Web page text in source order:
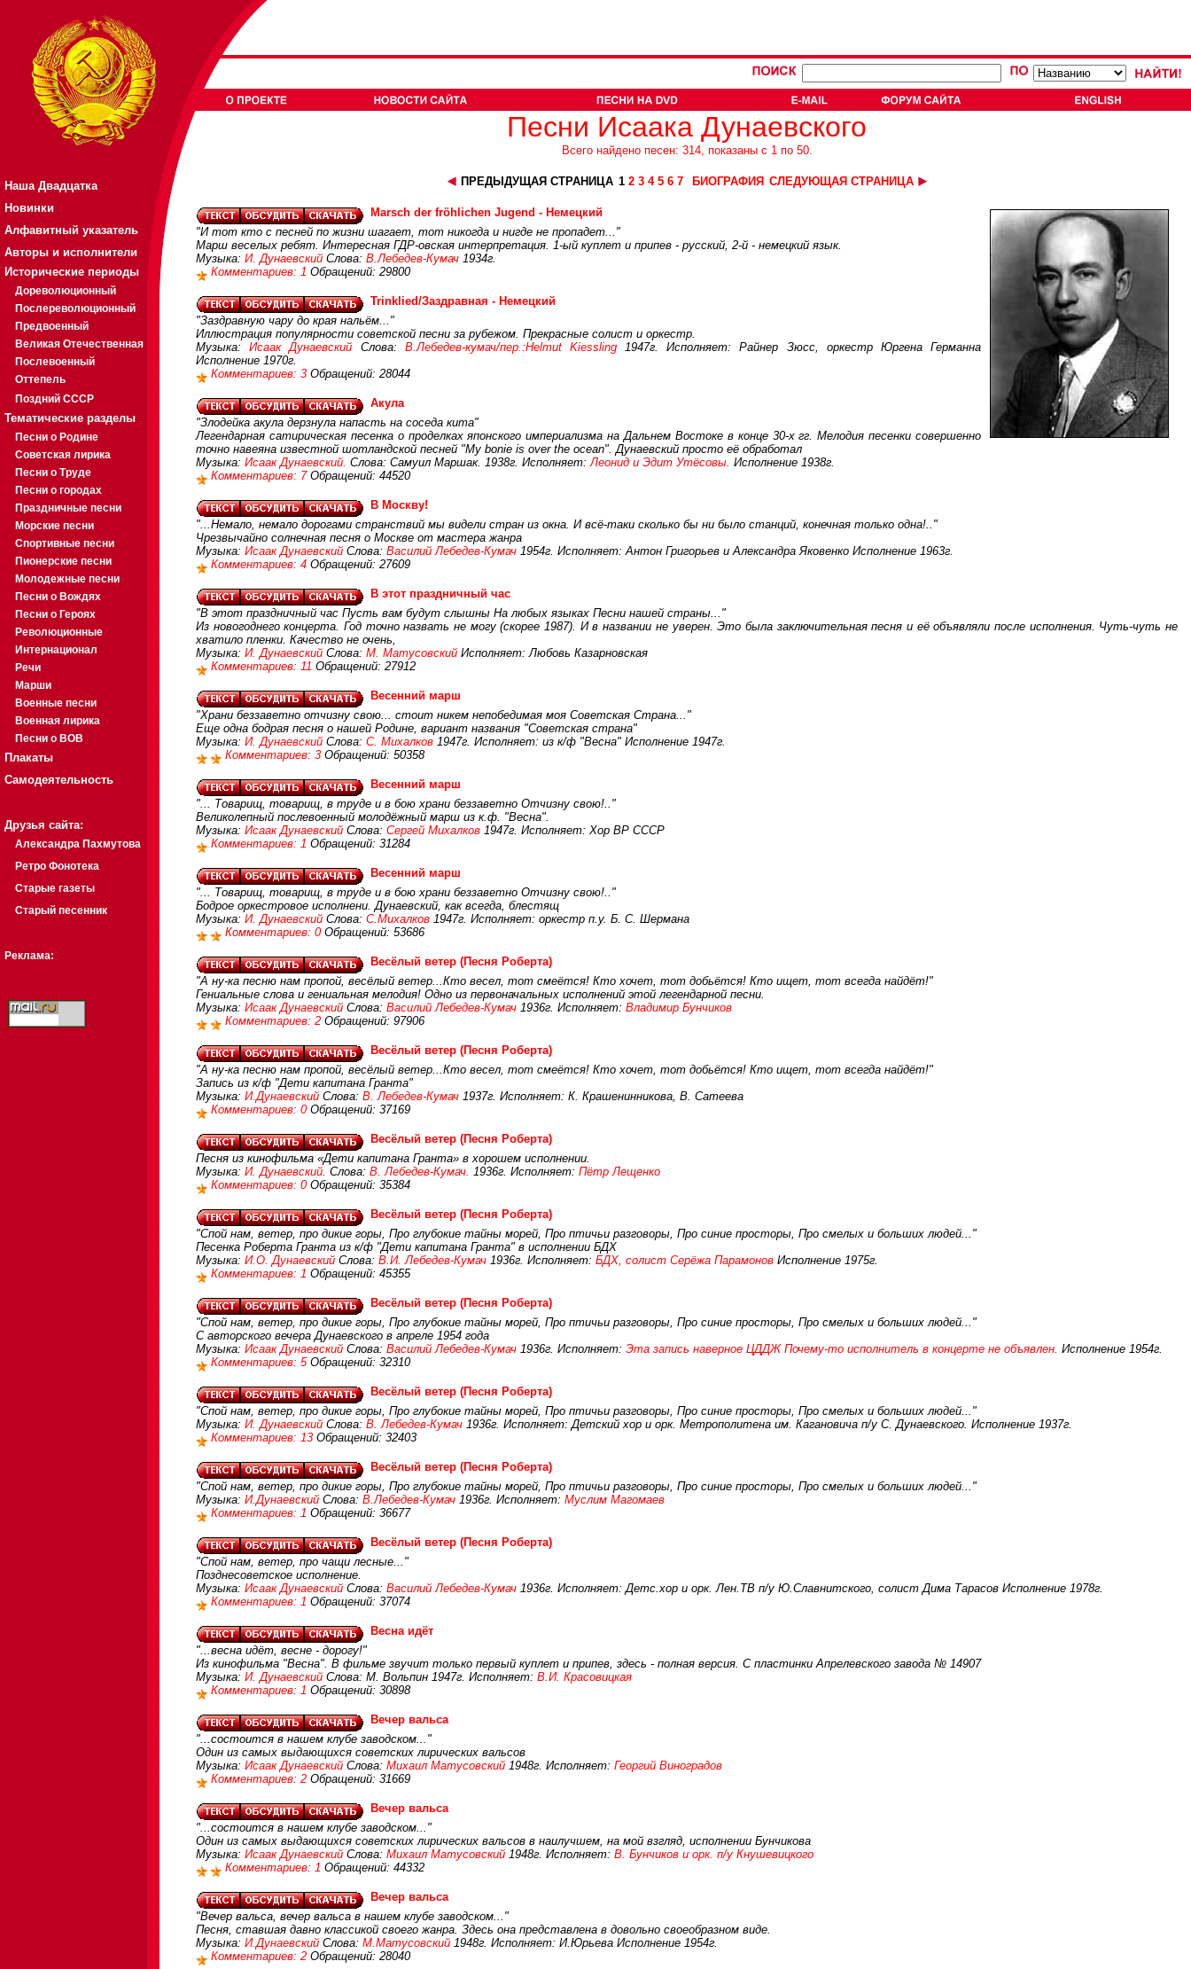
Наша Двадцатка
Новинки
Алфавитный указатель
Авторы и исполнители
Исторические периоды
Дореволюционный
Послереволюционный
Предвоенный
Великая Отечественная
Послевоенный
Оттепель
Поздний СССР
Тематические разделы
Песни о Родине
Советская лирика
Песни о Труде
Песни о городах
Праздничные песни
Морские песни
Спортивные песни
Пионерские песни
Молодежные песни
Песни о Вождях
Песни о Героях
Революционные
Интернационал
Речи
Марши
Военные песни
Военная лирика
Песни о ВОВ
Плакаты
Самодеятельность
Друзья сайта:
Александра Пахмутова
Ретро Фонотека
Старые газеты
Старый песенник
Реклама:
Песни Исаака Дунаевского
Всего найдено песен: 314, показаны с 1 по 50.
ПРЕДЫДУЩАЯ СТРАНИЦА 1 2 3 4 5 6 7 БИОГРАФИЯ СЛЕДУЮЩАЯ СТРАНИЦА
Marsch der fröhlichen Jugend - Немецкий
"И тот кто с песней по жизни шагает, тот никогда и нигде не пропадет..."
Марш веселых ребят. Интересная ГДР-овская интерпретация. 1-ый куплет и припев - русский, 2-й - немецкий язык.
Музыка: И. Дунаевский Слова: В.Лебедев-Кумач 1934г.
Комментариев: 1 Обращений: 29800
Trinklied/Заздравная - Немецкий
"Заздравную чару до края нальём..."
Иллюстрация популярности советской песни за рубежом. Прекрасные солист и оркестр.
Музыка:Исаак Дунаевский Слова: В.Лебедев-кумач/пер.:Helmut Kiessling1947г. Исполняет: Райнер Зюсс, оркестр Юргена Германна
Исполнение 1970г.
Комментариев: 3 Обращений: 28044
Акула
"Злодейка акула дерзнула напасть на соседа кита"
Легендарная сатирическая песенка о проделках японского империализма на Дальнем Востоке в конце 30-х гг. Мелодия песенки совершенно
точно навеяна известной шотландской песней "My bonie is over the ocean". Дунаевский просто её обработал
Музыка: Исаак Дунаевский. Слова: Самуил Маршак. 1938г. Исполняет:Леонид и Эдит Утёсовы. Исполнение 1938г.
Комментариев: 7 Обращений: 44520
В Москву!
"...Немало, немало дорогами странствий мы видели стран из окна. И всё-таки сколько бы ни было станций, конечная только одна!.."
Чрезвычайно солнечная песня о Москве от мастера жанра
Музыка: Исаак Дунаевский Слова: Василий Лебедев-Кумач 1954г. Исполняет: Антон Григорьев и Александра Яковенко Исполнение 1963г.
Комментариев: 4 Обращений: 27609
В этот праздничный час
"В этот праздничный час Пусть вам будут слышны На любых языках Песни нашей страны..."
Из новогоднего концерта. Год точно назвать не могу (скорее 1987). И в названии не уверен. Это была заключительная песня и её объявляли после исполнения. Чуть-чуть не
хватило пленки. Качество не очень,
Музыка: И. Дунаевский Слова: М. Матусовский Исполняет: Любовь Казарновская
Комментариев: 11 Обращений: 27912
Весенний марш
"Храни беззаветно отчизну свою... стоит никем непобедимая моя Советская Страна..."
Еще одна бодрая песня о нашей Родине, вариант названия "Советская страна"
Музыка: И. Дунаевский Слова: С. Михалков 1947г. Исполняет: из к/ф "Весна" Исполнение 1947г.
Комментариев: 3 Обращений: 50358
Весенний марш
"... Товарищ, товарищ, в труде и в бою храни беззаветно Отчизну свою!.."
Великолепный послевоенный молодёжный марш из к.ф. "Весна".
Музыка: Исаак Дунаевский Слова: Сергей Михалков 1947г. Исполняет: Хор ВР СССР
Комментариев: 1 Обращений: 31284
Весенний марш
"... Товарищ, товарищ, в труде и в бою храни беззаветно Отчизну свою!.."
Бодрое оркестровое исполнени. Дунаевский, как всегда, блестящ
Музыка: И. Дунаевский Слова: С.Михалков 1947г. Исполняет: оркестр п.у. Б. С. Шермана
Комментариев: 0 Обращений: 53686
Весёлый ветер (Песня Роберта)
"А ну-ка песню нам пропой, весёлый ветер...Кто весел, тот смеётся! Кто хочет, тот добьётся! Кто ищет, тот всегда найдёт!"
Гениальные слова и гениальная мелодия! Одно из первоначальных исполнений этой легендарной песни.
Музыка: Исаак Дунаевский Слова: Василий Лебедев-Кумач 1936г. Исполняет: Владимир Бунчиков
Комментариев: 2 Обращений: 97906
Весёлый ветер (Песня Роберта)
"А ну-ка песню нам пропой, весёлый ветер...Кто весел, тот смеётся! Кто хочет, тот добьётся! Кто ищет, тот всегда найдёт!"
Запись из к/ф "Дети капитана Гранта"
Музыка: И.Дунаевский Слова: В. Лебедев-Кумач 1937г. Исполняет: К. Крашенинникова, В. Сатеева
Комментариев: 0 Обращений: 37169
Весёлый ветер (Песня Роберта)
Песня из кинофильма «Дети капитана Гранта» в хорошем исполнении.
Музыка: И. Дунаевский. Слова: В. Лебедев-Кумач. 1936г. Исполняет: Пётр Лещенко
Комментариев: 0 Обращений: 35384
Весёлый ветер (Песня Роберта)
"Спой нам, ветер, про дикие горы, Про глубокие тайны морей, Про птичьи разговоры, Про синие просторы, Про смелых и больших людей..."
Песенка Роберта Гранта из к/ф "Дети капитана Гранта" в исполнении БДХ
Музыка: И.О. Дунаевский Слова: В.И. Лебедев-Кумач 1936г. Исполняет: БДХ, солист Серёжа Парамонов Исполнение 1975г.
Комментариев: 1 Обращений: 45355
Весёлый ветер (Песня Роберта)
"Спой нам, ветер, про дикие горы, Про глубокие тайны морей, Про птичьи разговоры, Про синие просторы, Про смелых и больших людей..."
С авторского вечера Дунаевского в апреле 1954 года
Музыка: Исаак Дунаевский Слова: Василий Лебедев-Кумач 1936г. Исполняет: Эта запись наверное ЦДДЖ Почему-то исполнитель в концерте не объявлен. Исполнение 1954г.
Комментариев: 5 Обращений: 32310
Весёлый ветер (Песня Роберта)
"Спой нам, ветер, про дикие горы, Про глубокие тайны морей, Про птичьи разговоры, Про синие просторы, Про смелых и больших людей..."
Музыка: И. Дунаевский Слова: В. Лебедев-Кумач 1936г. Исполняет: Детский хор и орк. Метрополитена им. Кагановича п/у С. Дунаевского. Исполнение 1937г.
Комментариев: 13 Обращений: 32403
Весёлый ветер (Песня Роберта)
"Спой нам, ветер, про дикие горы, Про глубокие тайны морей, Про птичьи разговоры, Про синие просторы, Про смелых и больших людей..."
Музыка: И.Дунаевский Слова: В.Лебедев-Кумач 1936г. Исполняет: Муслим Магомаев
Комментариев: 1 Обращений: 36677
Весёлый ветер (Песня Роберта)
"Спой нам, ветер, про чащи лесные..."
Позднесоветское исполнение.
Музыка: Исаак Дунаевский Слова: Василий Лебедев-Кумач 1936г. Исполняет: Детс.хор и орк. Лен.ТВ п/у Ю.Славнитского, солист Дима Тарасов Исполнение 1978г.
Комментариев: 1 Обращений: 37074
Весна идёт
"...весна идёт, весне - дорогу!"
Из кинофильма "Весна". В фильме звучит только первый куплет и припев, здесь - полная версия. С пластинки Апрелевского завода № 14907
Музыка: И. Дунаевский Слова: М. Вольпин 1947г. Исполняет: В.И. Красовицкая
Комментариев: 1 Обращений: 30898
Вечер вальса
"...состоится в нашем клубе заводском..."
Один из самых выдающихся советских лирических вальсов
Музыка: Исаак Дунаевский Слова: Михаил Матусовский 1948г. Исполняет: Георгий Виноградов
Комментариев: 2 Обращений: 31669
Вечер вальса
"...состоится в нашем клубе заводском..."
Один из самых выдающихся советских лирических вальсов в наилучшем, на мой взгляд, исполнении Бунчикова
Музыка: Исаак Дунаевский Слова: Михаил Матусовский 1948г. Исполняет: В. Бунчиков и орк. п/у Кнушевицкого
Комментариев: 1 Обращений: 44332
Вечер вальса
"Вечер вальса, вечер вальса в нашем клубе заводском..."
Песня, ставшая давно классикой своего жанра. Здесь она представлена в довольно своеобразном виде.
Музыка: И.Дунаевский Слова: М.Матусовский 1948г. Исполняет: И.Юрьева Исполнение 1954г.
Комментариев: 2 Обращений: 28040